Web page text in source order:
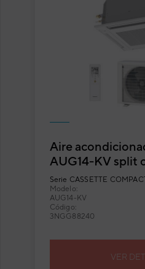
Aire
AUG14-KV split
compacto
Serie CASSETTE
Modelo:
AUG14-KV
Código:
3NGG88240
VER